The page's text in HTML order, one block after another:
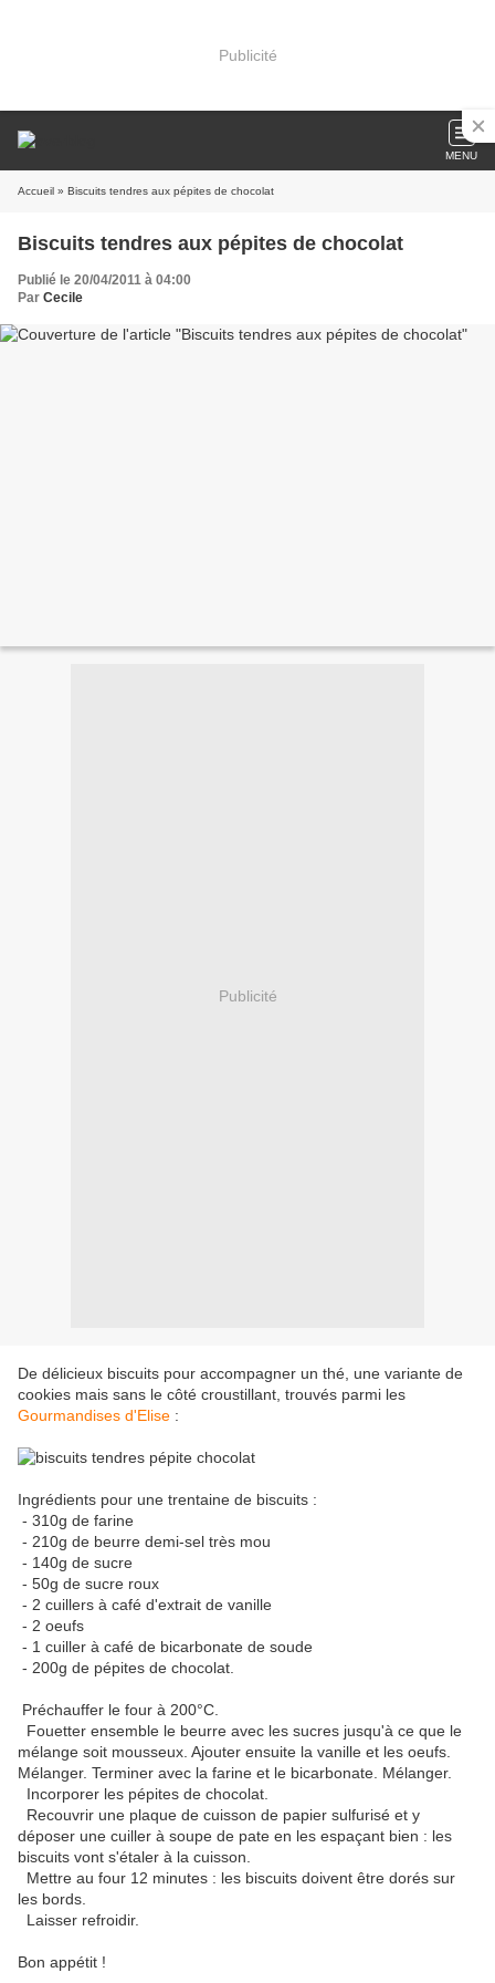
Publicité
MENU
Accueil » Biscuits tendres aux pépites de chocolat
Biscuits tendres aux pépites de chocolat
Publié le 20/04/2011 à 04:00
Par Cecile
Publicité
De délicieux biscuits pour accompagner un thé, une variante de
cookies mais sans le côté croustillant, trouvés parmi les
Gourmandises d'Elise :
Ingrédients pour une trentaine de biscuits :
- 310g de farine
- 210g de beurre demi-sel très mou
- 140g de sucre
- 50g de sucre roux
- 2 cuillers à café d'extrait de vanille
- 2 oeufs
- 1 cuiller à café de bicarbonate de soude
- 200g de pépites de chocolat.
Préchauffer le four à 200°C.
Fouetter ensemble le beurre avec les sucres jusqu'à ce que le
mélange soit mousseux. Ajouter ensuite la vanille et les oeufs.
Mélanger. Terminer avec la farine et le bicarbonate. Mélanger.
Incorporer les pépites de chocolat.
Recouvrir une plaque de cuisson de papier sulfurisé et y
déposer une cuiller à soupe de pate en les espaçant bien : les
biscuits vont s'étaler à la cuisson.
Mettre au four 12 minutes : les biscuits doivent être dorés sur
les bords.
Laisser refroidir.
Bon appétit !